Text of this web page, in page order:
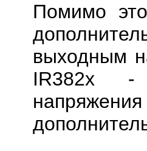
Помимо
выходным
IR382x -